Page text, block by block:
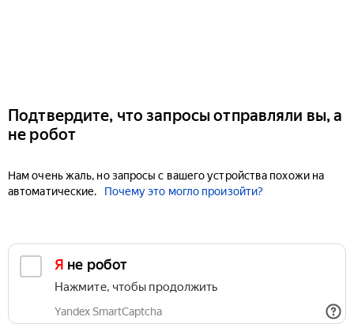
Подтвердите, что запросы отправляли вы, а
не робот
Нам очень жаль, но запросы с вашего устройства похожи на
автоматические.
Почему это могло произойти?
Я не робот
Нажмите, чтобы продолжить
Yandex SmartCaptcha